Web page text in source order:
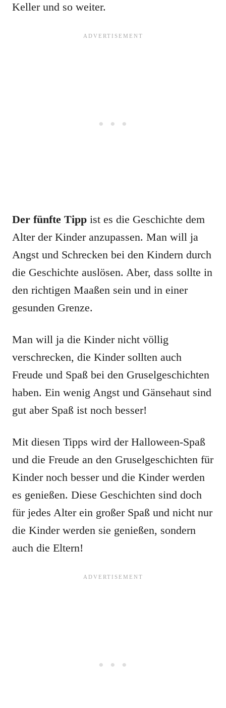
Keller und so weiter.
Der fünfte Tipp ist es die Geschichte dem
Alter der Kinder anzupassen. Man will ja
Angst und Schrecken bei den Kindern durch
die Geschichte auslösen. Aber, dass sollte in
den richtigen Maaßen sein und in einer
gesunden Grenze.
Man will ja die Kinder nicht völlig
verschrecken, die Kinder sollten auch
Freude und Spaß bei den Gruselgeschichten
haben. Ein wenig Angst und Gänsehaut sind
gut aber Spaß ist noch besser!
Mit diesen Tipps wird der Halloween-Spaß
und die Freude an den Gruselgeschichten für
Kinder noch besser und die Kinder werden
es genießen. Diese Geschichten sind doch
für jedes Alter ein großer Spaß und nicht nur
die Kinder werden sie genießen, sondern
auch die Eltern!